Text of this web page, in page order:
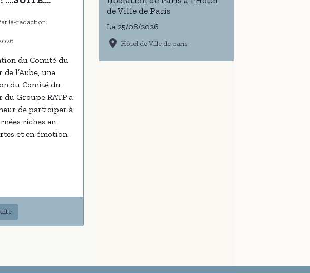
la-redaction
du Comité du
de l’Aube, une
du Comité du
du Groupe RATP a
de participer à
riches en
et en émotion.
de Ville de Paris
Le 25/08/2026
Hôtel de Ville de paris